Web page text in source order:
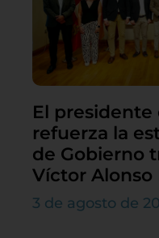
El
refuerza la
de Gobierno
Víctor Alonso
3 de agosto de